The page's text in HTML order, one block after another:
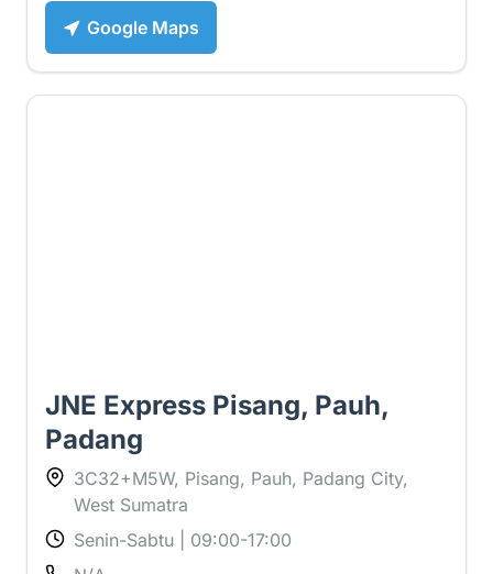
Google Maps
JNE Express Pisang, Pauh,
Padang
3C32+M5W, Pisang, Pauh, Padang City,
West Sumatra
Senin-Sabtu | 09:00-17:00